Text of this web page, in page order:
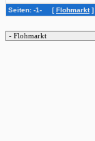
Seiten: -1- [Flohmarkt]